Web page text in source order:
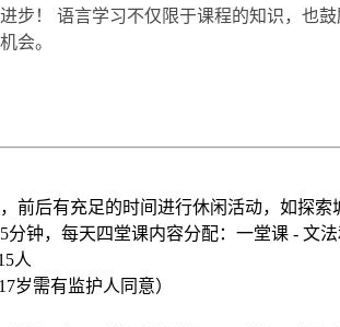
步！ 语言学习不仅限于课程的知识，也
会。
前后有充足的时间进行休闲活动，如探索
分钟，每天四堂课内容分配：一堂课 - 文
人
岁需有监护人同意）